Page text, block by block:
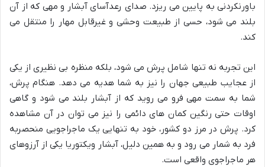
باورنکردنی به پایین می ریزد. صدای رعدآسای آبشار و مهی که از آن
بلند می شود، حسی از طبیعت وحشی و غیرقابل مهار را منتقل می
کند.
این تجربه نه تنها شامل پرش می شود، بلکه منظره بی نظیری از یکی
از عجایب طبیعی جهان را نیز به شما هدیه می دهد. هنگام پرش،
شما به سمت مهی فرو می روید که از آبشار بلند می شود و گاهی
اوقات حتی رنگین کمان های دائمی را نیز می توان در آن مشاهده
کرد. پرش در مرز دو کشور، خود به تنهایی یک ماجراجویی منحصربه
فرد به شمار می رود و به همین دلیل، آبشار ویکتوریا یکی از آرزوهای
هر ماجراجوی واقعی است.